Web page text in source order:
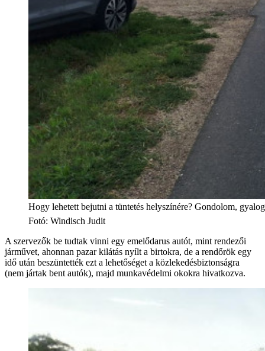
Hogy lehetett bejutni a tüntetés helyszínére? Gondolom, gyalog
Fotó: Windisch Judit
A szervezők be tudtak vinni egy emelődarus autót, mint rendezői
járművet, ahonnan pazar kilátás nyílt a birtokra, de a rendőrök egy
idő után beszüntették ezt a lehetőséget a közlekedésbiztonságra
(nem jártak bent autók), majd munkavédelmi okokra hivatkozva.